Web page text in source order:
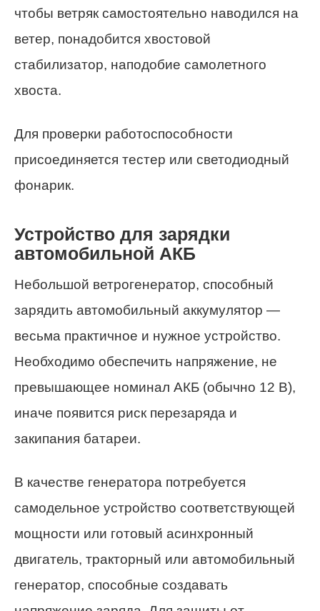
чтобы ветряк самостоятельно наводился на
ветер, понадобится хвостовой
стабилизатор, наподобие самолетного
хвоста.
Для проверки работоспособности
присоединяется тестер или светодиодный
фонарик.
Устройство для зарядки
автомобильной АКБ
Небольшой ветрогенератор, способный
зарядить автомобильный аккумулятор —
весьма практичное и нужное устройство.
Необходимо обеспечить напряжение, не
превышающее номинал АКБ (обычно 12 В),
иначе появится риск перезаряда и
закипания батареи.
В качестве генератора потребуется
самодельное устройство соответствующей
мощности или готовый асинхронный
двигатель, тракторный или автомобильный
генератор, способные создавать